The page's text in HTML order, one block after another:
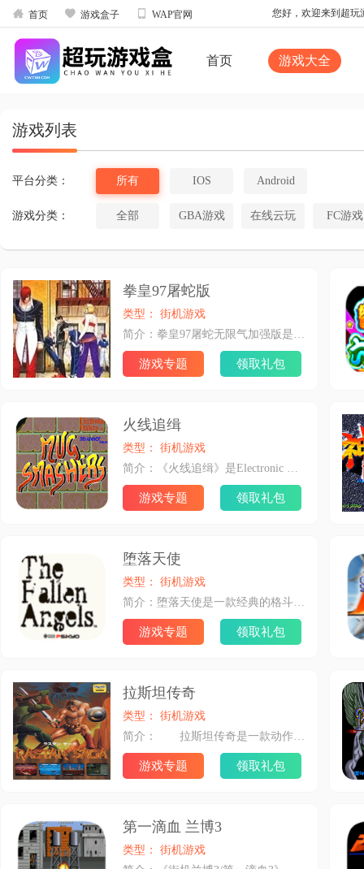
 首页  游戏盒子  WAP官网 您好，欢迎来到超玩
首页 游戏大全
游戏列表
平台分类： 所有 IOS Android
游戏分类： 全部 GBA游戏 在线云玩 FC游戏
拳皇97屠蛇版
类型： 街机游戏
简介：拳皇97屠蛇无限气加强版是一款变态修改版本，将几乎所有主要角色（八神，草稚京，不知火舞，大蛇，红丸，大门...）都进行了疯魔化的加强处理，不仅能力变态，新增招式，还有无限气！适合高手娱乐。大蛇（OROCHI）是拳皇97的最终BOSS，他本是没有形体的强大的“魂”，但是他借助克里斯的身体将自己实体化。在他眼里，所有的人类都是愚蠢的。执着于守护深爱的地球，他决定惩罚所有的人类。为了阻止这场灾难，三神器浴血奋战，终于成功封印了大蛇。然而大蛇离去时依然留下了会再度降临的预言。游戏里的大蛇造型英俊威武，身体处于悬浮状态，全身泛光，是名符其实的神族。下面，我们一起来看看他的出招表吧！
游戏专题 领取礼包
火线追缉
类型： 街机游戏
简介：《火线追缉》是Electronic Devices公司在1990年制作的清版打斗街机游戏。游戏讲述女朋友被掳走，主角挺身而出为救她而战斗的故事。角色为典型的美式风格，有点粗野，对于玩惯日式清版游戏的玩家，会有一种新鲜感。 游戏出产的年份比较早，所以和西游还有三国战记相比的话还是逊色很多，游戏的故事很老套，我们的肌肉男主角的女朋友被坏蛋掳走了，所以开始了他的英雄救美的故事。游戏的BOSS都很强大，大家在玩的时候要小心哟。
游戏专题 领取礼包
堕落天使
类型： 街机游戏
简介：堕落天使是一款经典的格斗类街机游戏,自带的模拟器为Mame32;该游戏和其他的格斗类游戏一样，拥有类似体力槽的设置。堕落天使中的角色都拥有自己独特的个性与特性，为了将这一点加强表现在游戏之中，每位角色都增加了角色特性的项目，角色特性代表了这位角色的个性、习惯以及缺点，有的是原本就有的，另外一些是通过战斗得来的。
游戏专题 领取礼包
拉斯坦传奇
类型： 街机游戏
简介： 拉斯坦传奇是一款动作过关游戏，这款游戏出自87年的街机之上，游戏的主题围绕希腊神话展开，玩家在游戏中扮演一名善战的希腊战士，前往世界上最危险的山脉杀死来自地狱的魔王。 游戏的画面在现在来看已属于像素风格没有太大美感，游戏的操作非常易上手，玩家只需要控制好方向与攻击便可进行全程游戏。不过这款游戏的难度除出奇的大，由于关卡地形设计得极为复杂，并加上游戏中敌人非常强悍，玩家必须步步小心。另外在游戏中的装备武器和辅助道具一定全部收集，如果有一项没有拿到将会为之后的关卡造成相当大的压力。
游戏专题 领取礼包
第一滴血 兰博3
类型： 街机游戏